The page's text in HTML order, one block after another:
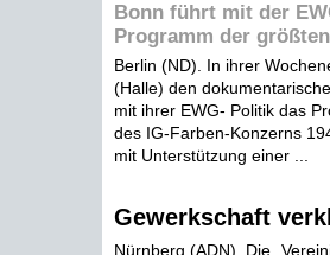
Bonn führt mit der
Programm der
Berlin (ND). In ihrer
(Halle) den
mit ihrer EWG- Politik das
des IG-Farben-Konzerns
mit Unterstützung einer ...
Gewerkschaft
Nürnberg (ADN). Die